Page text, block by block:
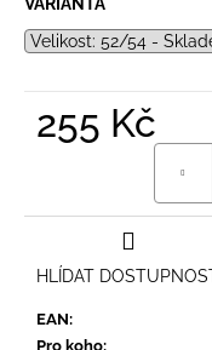
255 Kč
EAN:
Pro koho:
HLÍDAT